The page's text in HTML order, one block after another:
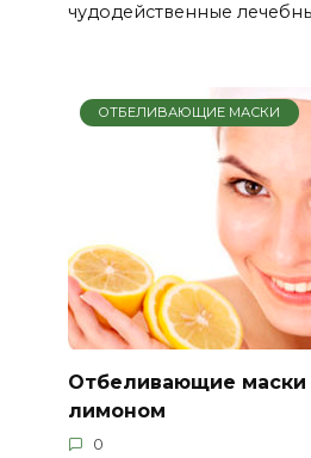
чудодейственные
ОТБЕЛИВАЮЩИЕ МАСКИ
Отбеливающие маски
лимоном
0